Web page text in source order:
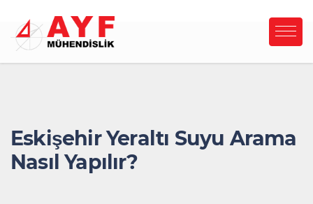
Eskişehir Yeraltı Suyu Arama
Nasıl Yapılır?